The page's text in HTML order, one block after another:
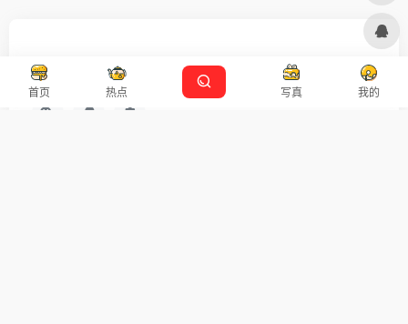
首页 热点 写真 我的
友链申请 免责声明 广告合作 设计师导航